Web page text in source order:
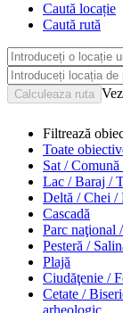
Caută locație
Caută rută
Filtrează
Toate
Sat / Comună
Lac / Baraj /
Deltă / Chei /
Cascadă
Parc naţional
Pesteră /
Plajă
Ciudăţenie /
Cetate /
arheologic